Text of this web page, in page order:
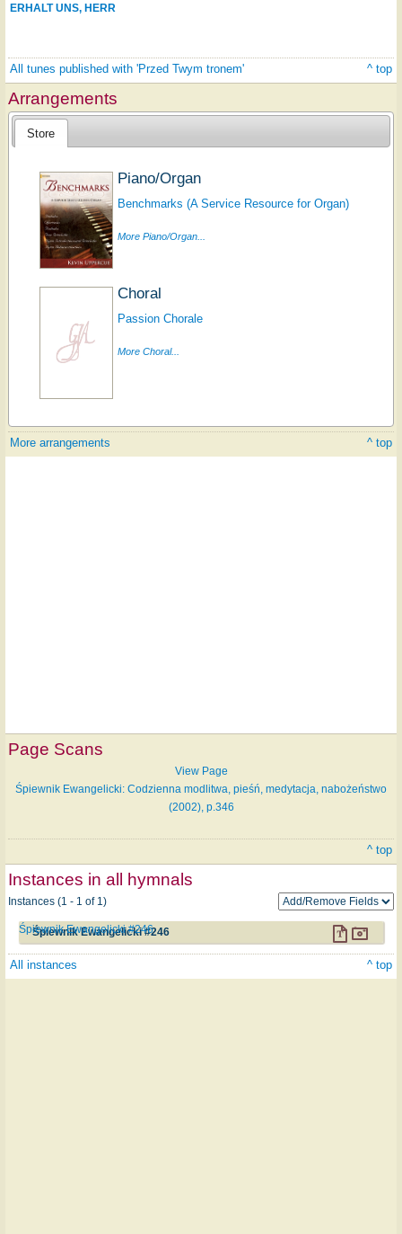
ERHALT UNS, HERR
All tunes published with 'Przed Twym tronem' ^ top
Arrangements
Store
Piano/Organ
Benchmarks (A Service Resource for Organ)
More Piano/Organ...
Choral
Passion Chorale
More Choral...
More arrangements ^ top
Page Scans
View Page
Śpiewnik Ewangelicki: Codzienna modlitwa, pieśń, medytacja, nabożeństwo
(2002), p.346
^ top
Instances in all hymnals
Instances (1 - 1 of 1)
Śpiewnik Ewangelicki #246
Śpiewnik Ewangelicki #246
All instances ^ top